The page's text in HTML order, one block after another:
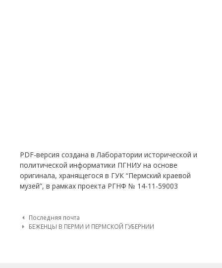
PDF-версия создана в Лаборатории исторической и
политической информатики ПГНИУ на основе
оригинала, хранящегося в ГУК “Пермский краевой
музей”, в рамках проекта РГНФ № 14-11-59003
Post navigation
Последняя почта
БЕЖЕНЦЫ В ПЕРМИ И ПЕРМСКОЙ ГУБЕРНИИ